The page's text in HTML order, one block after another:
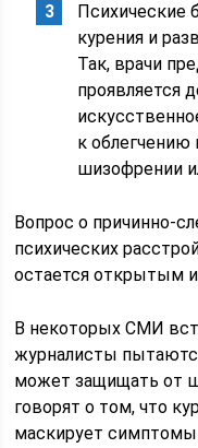
Психические
курения и
Так, врачи
проявляется
к облегчению
шизофрении
Вопрос о причинно-
психических
остается открытым
В некоторых СМИ
журналисты
может защищать от
говорят о том, что
маскирует